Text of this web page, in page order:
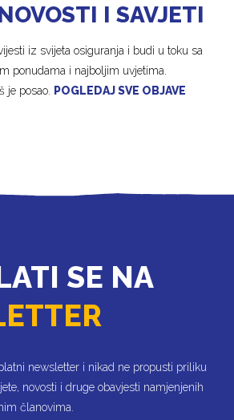
I SAVJETI
iz svijeta osiguranja i budi u toku sa
ponudama i najboljim uvjetima.
je posao.
POGLEDAJ SVE OBJAVE
SE NA
newsletter i nikad ne propusti priliku
novosti i druge obavjesti namjenjenih
članovima.